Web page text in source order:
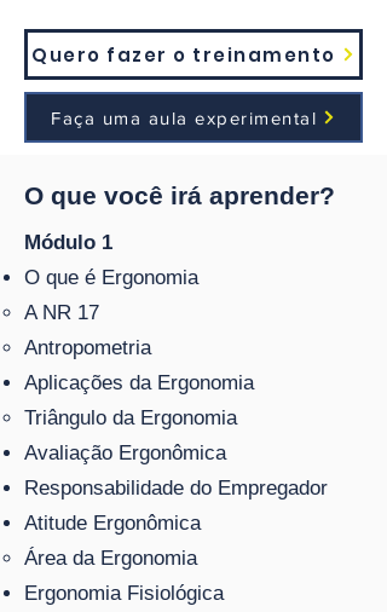
Quero fazer o treinamento
Faça uma aula experimental
O que você irá aprender?
Módulo 1
O que é Ergonomia
A NR 17
Antropometria
Aplicações da Ergonomia
Triângulo da Ergonomia
Avaliação Ergonômica
Responsabilidade do Empregador
Atitude Ergonômica
Área da Ergonomia
Ergonomia Fisiológica